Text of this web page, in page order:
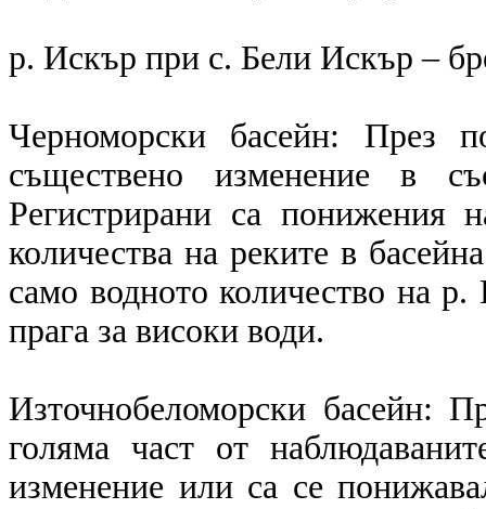
р. Искър при с. Бели Искър –
Черноморски басейн: През
съществено изменение в
Регистрирани са
количества на реките в
само водното количество на
прага за високи води.
Източнобеломорски басейн:
голяма част от
изменение или са се